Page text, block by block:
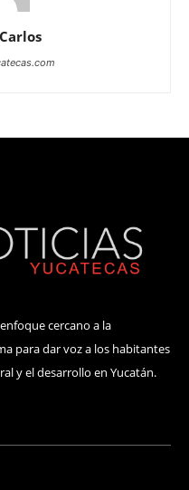
cercano a la
para dar voz a los habitantes
y el desarrollo en Yucatán.